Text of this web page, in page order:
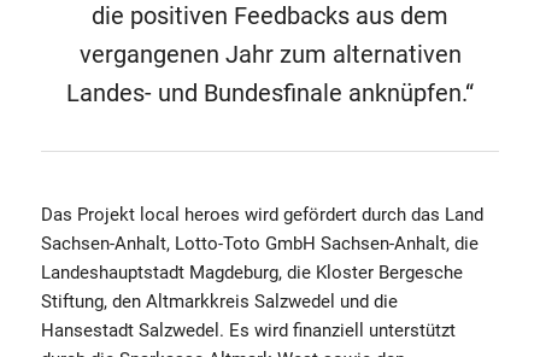
die positiven Feedbacks aus dem
vergangenen Jahr zum alternativen
Landes- und Bundesfinale anknüpfen.“
Das Projekt local heroes wird gefördert durch das Land
Sachsen-Anhalt, Lotto-Toto GmbH Sachsen-Anhalt, die
Landeshauptstadt Magdeburg, die Kloster Bergesche
Stiftung, den Altmarkkreis Salzwedel und die
Hansestadt Salzwedel. Es wird finanziell unterstützt